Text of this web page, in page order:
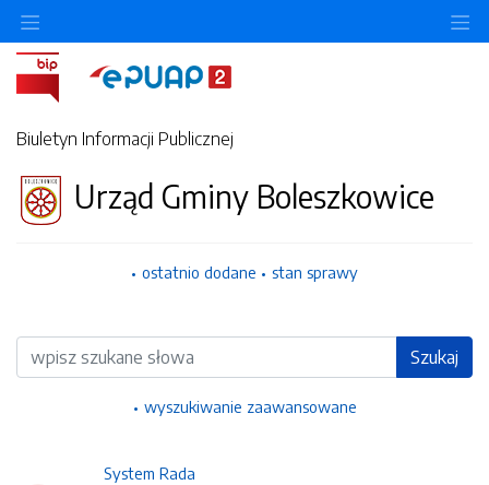
Biuletyn Informacji Publicznej
Urząd Gminy Boleszkowice
ostatnio dodane stan sprawy
Wyszukiwarka Szukaj
wyszukiwanie zaawansowane
System Rada